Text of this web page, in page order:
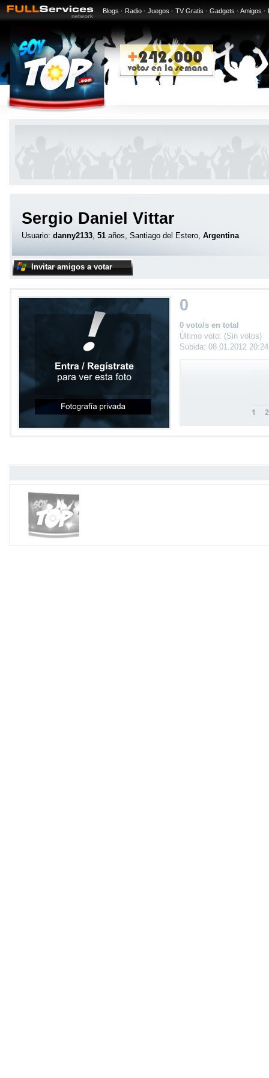
Blogs · Radio · Juegos · TV Gratis · Gadgets · Amigos ·
Sergio Daniel Vittar
Usuario: danny2133, 51 años, Santiago del Estero, Argentina
Invitar amigos a votar
0
0 voto/s en total
Último voto: (Sin votos)
Subida: 08.01.2012